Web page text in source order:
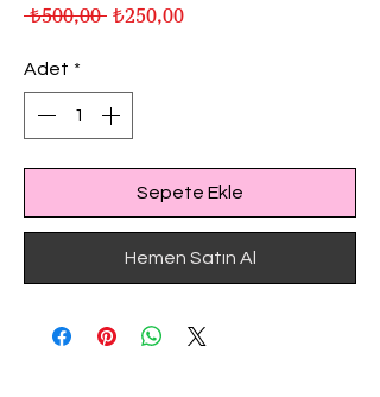
₺500,00 Normal
₺250,00İndirimli
Adet *
Sepete Ekle
Hemen Satın Al